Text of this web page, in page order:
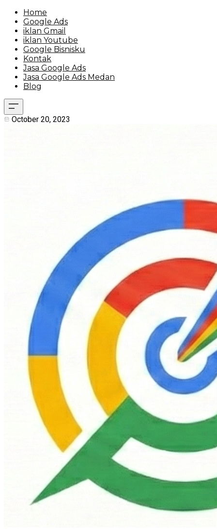
Home
Google Ads
iklan Gmail
iklan Youtube
Google Bisnisku
Kontak
Jasa Google Ads
Jasa Google Ads Medan
Blog
October 20, 2023